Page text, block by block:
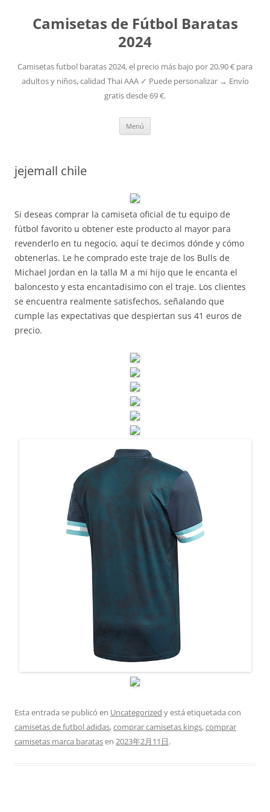
Camisetas de Fútbol Baratas
2024
Camisetas futbol baratas 2024, el precio más bajo por 20,90 € para
adultos y niños, calidad Thai AAA ✓ Puede personalizar → Envío
gratis desde 69 €.
Menú
jejemall chile
Si deseas comprar la camiseta oficial de tu equipo de
fútbol favorito u obtener este producto al mayor para
revenderlo en tu negocio, aquí te decimos dónde y cómo
obtenerlas. Le he comprado este traje de los Bulls de
Michael Jordan en la talla M a mi hijo que le encanta el
baloncesto y esta encantadisimo con el traje. Los clientes
se encuentra realmente satisfechos, señalando que
cumple las expectativas que despiertan sus 41 euros de
precio.
Esta entrada se publicó en Uncategorized y está etiquetada con
camisetas de futbol adidas,comprar camisetas kings,comprar
camisetas marca baratasen 2023年2月11日.